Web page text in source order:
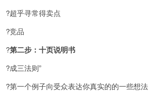
?超乎寻常得卖点
?竞品
?第二步：十页说明书
?成三法则”
?第一个例子向受众表达你真实的的一些想